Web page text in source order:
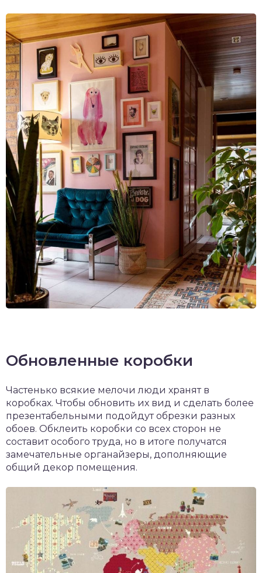
Обновленные коробки
Частенько всякие мелочи люди хранят в
коробках. Чтобы обновить их вид и сделать более
презентабельными подойдут обрезки разных
обоев. Обклеить коробки со всех сторон не
составит особого труда, но в итоге получатся
замечательные органайзеры, дополняющие
общий декор помещения.